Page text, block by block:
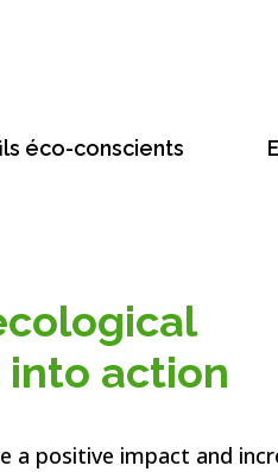
éco-conscients
into action
a positive impact and